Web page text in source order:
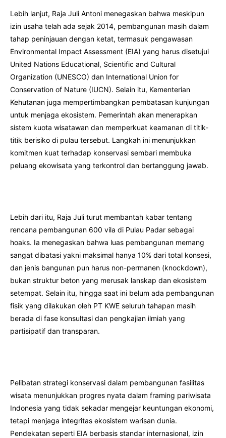
Lebih lanjut, Raja Juli Antoni menegaskan bahwa meskipun
izin usaha telah ada sejak 2014, pembangunan masih dalam
tahap peninjauan dengan ketat, termasuk pengawasan
Environmental Impact Assessment (EIA) yang harus disetujui
United Nations Educational, Scientific and Cultural
Organization (UNESCO) dan International Union for
Conservation of Nature (IUCN). Selain itu, Kementerian
Kehutanan juga mempertimbangkan pembatasan kunjungan
untuk menjaga ekosistem. Pemerintah akan menerapkan
sistem kuota wisatawan dan memperkuat keamanan di titik-
titik berisiko di pulau tersebut. Langkah ini menunjukkan
komitmen kuat terhadap konservasi sembari membuka
peluang ekowisata yang terkontrol dan bertanggung jawab.
Lebih dari itu, Raja Juli turut membantah kabar tentang
rencana pembangunan 600 vila di Pulau Padar sebagai
hoaks. Ia menegaskan bahwa luas pembangunan memang
sangat dibatasi yakni maksimal hanya 10% dari total konsesi,
dan jenis bangunan pun harus non-permanen (knockdown),
bukan struktur beton yang merusak lanskap dan ekosistem
setempat. Selain itu, hingga saat ini belum ada pembangunan
fisik yang dilakukan oleh PT KWE seluruh tahapan masih
berada di fase konsultasi dan pengkajian ilmiah yang
partisipatif dan transparan.
Pelibatan strategi konservasi dalam pembangunan fasilitas
wisata menunjukkan progres nyata dalam framing pariwisata
Indonesia yang tidak sekadar mengejar keuntungan ekonomi,
tetapi menjaga integritas ekosistem warisan dunia.
Pendekatan seperti EIA berbasis standar internasional, izin